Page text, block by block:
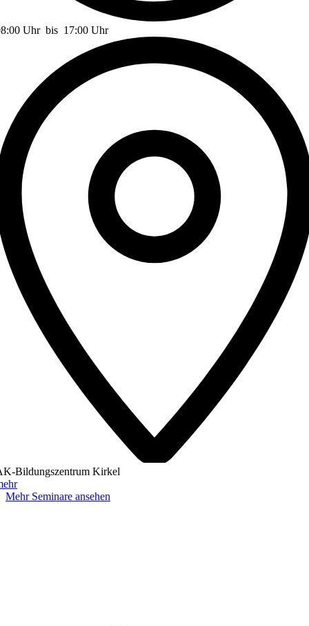
Uhr bis 17:00 Uhr
Bildungszentrum Kirkel
Mehr Seminare ansehen